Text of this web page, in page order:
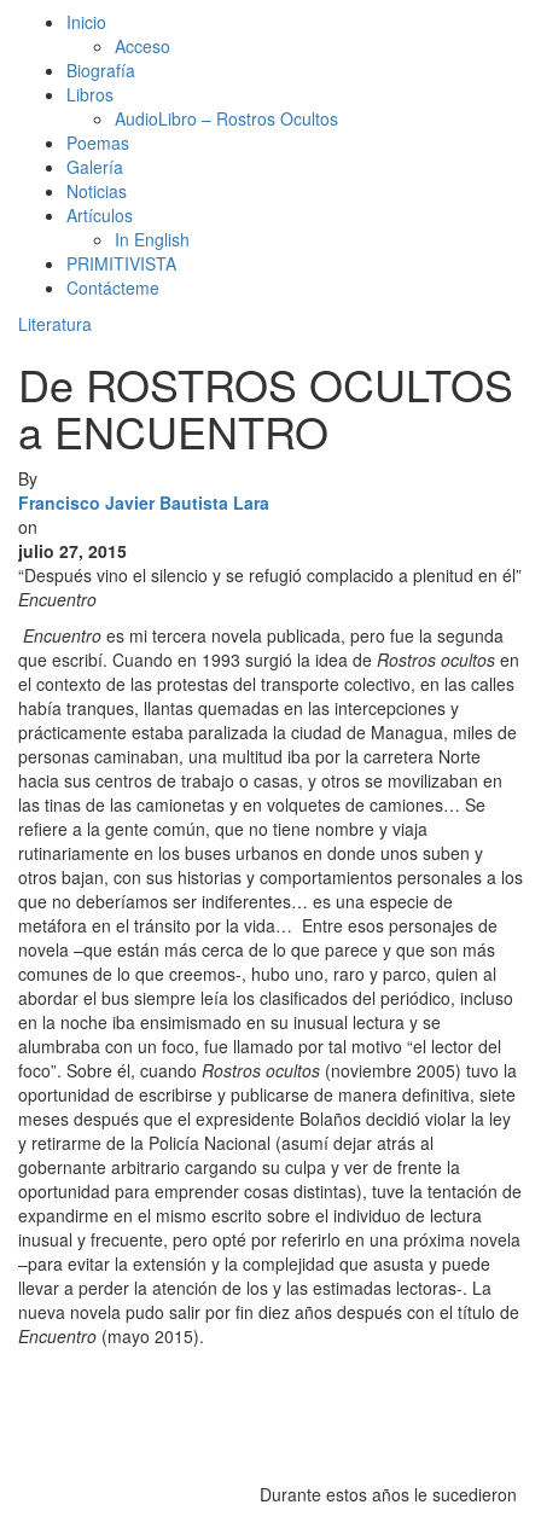
Inicio
Acceso
Biografía
Libros
AudioLibro – Rostros Ocultos
Poemas
Galería
Noticias
Artículos
In English
PRIMITIVISTA
Contácteme
Literatura
De ROSTROS OCULTOS
a ENCUENTRO
By
Francisco Javier Bautista Lara
on
julio 27, 2015
“Después vino el silencio y se refugió complacido a plenitud en él”
Encuentro
Encuentro es mi tercera novela publicada, pero fue la segunda
que escribí. Cuando en 1993 surgió la idea de Rostros ocultos en
el contexto de las protestas del transporte colectivo, en las calles
había tranques, llantas quemadas en las intercepciones y
prácticamente estaba paralizada la ciudad de Managua, miles de
personas caminaban, una multitud iba por la carretera Norte
hacia sus centros de trabajo o casas, y otros se movilizaban en
las tinas de las camionetas y en volquetes de camiones… Se
refiere a la gente común, que no tiene nombre y viaja
rutinariamente en los buses urbanos en donde unos suben y
otros bajan, con sus historias y comportamientos personales a los
que no deberíamos ser indiferentes… es una especie de
metáfora en el tránsito por la vida… Entre esos personajes de
novela –que están más cerca de lo que parece y que son más
comunes de lo que creemos-, hubo uno, raro y parco, quien al
abordar el bus siempre leía los clasificados del periódico, incluso
en la noche iba ensimismado en su inusual lectura y se
alumbraba con un foco, fue llamado por tal motivo “el lector del
foco”. Sobre él, cuando Rostros ocultos (noviembre 2005) tuvo la
oportunidad de escribirse y publicarse de manera definitiva, siete
meses después que el expresidente Bolaños decidió violar la ley
y retirarme de la Policía Nacional (asumí dejar atrás al
gobernante arbitrario cargando su culpa y ver de frente la
oportunidad para emprender cosas distintas), tuve la tentación de
expandirme en el mismo escrito sobre el individuo de lectura
inusual y frecuente, pero opté por referirlo en una próxima novela
–para evitar la extensión y la complejidad que asusta y puede
llevar a perder la atención de los y las estimadas lectoras-. La
nueva novela pudo salir por fin diez años después con el título de
Encuentro (mayo 2015).
Durante estos años le sucedieron